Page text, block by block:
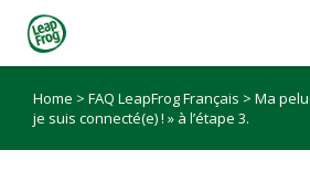
Home > FAQ LeapFrog Français > Ma
je suis connecté(e) ! » à l’étape 3.